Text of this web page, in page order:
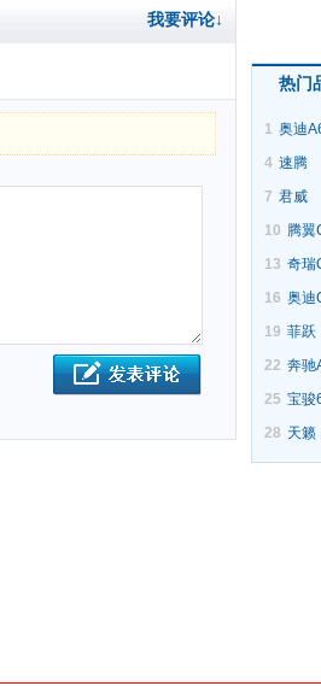
我要评论↓
热门
1 奥迪
4 速腾
7 君威
10 腾翼
13 奇瑞
16 奥迪
19 菲跃
22 奔驰
25 宝骏
28 天籁